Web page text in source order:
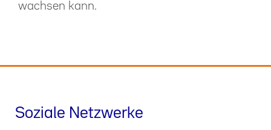
wachsen kann.
Soziale Netzwerke